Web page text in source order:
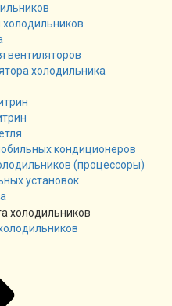
вентиляторов
холодильника
кондиционеров
(процессоры)
установок